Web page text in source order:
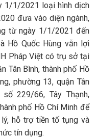
1/1/2021 loại hình dịch
đưa vào diện ngành,
từ ngày 1/1/2021 đến
Hồ Quốc Hùng vẫn lợi
Pháp Việt có trụ sở tại
Tân Bình, thành phố Hồ
phường 13, quận Tân
229/66, Tây Thạnh,
phố Hồ Chí Minh để
hỗ trợ tiền tố tụng và
tín dụng.